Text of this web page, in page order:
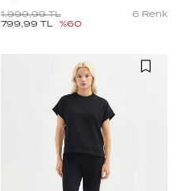
1.999,99 TL
799,99 TL %60
6 Renk